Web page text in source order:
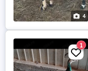
4
1